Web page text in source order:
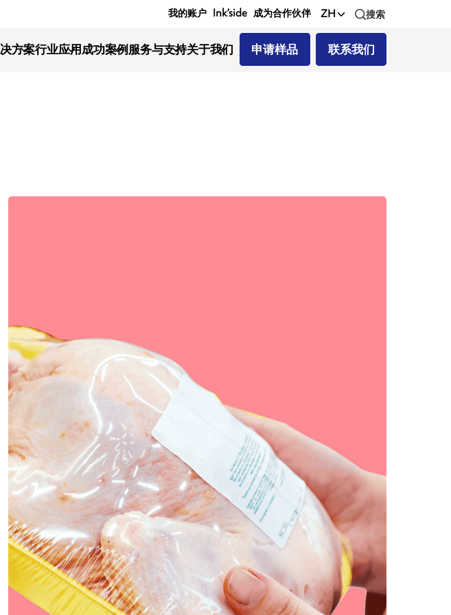
我的账户 Ink’side 成为合作伙伴 ZH 搜索
方案行业应用成功案例服务与支持关于我们 申请样品 联系我们